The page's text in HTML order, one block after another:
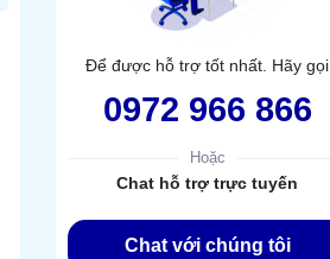
Để được hỗ trợ tốt nhất. Hãy gọi
0972 966 866
Hoặc
Chat hỗ trợ trực tuyến
Chat với chúng tôi